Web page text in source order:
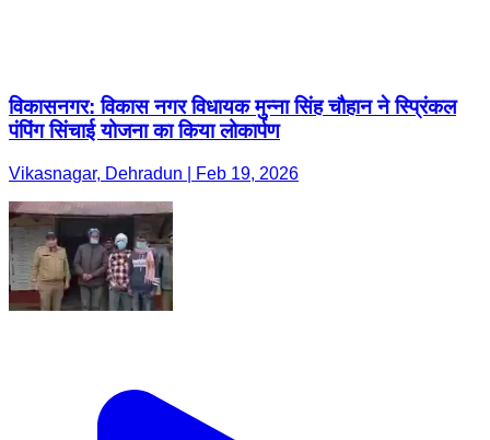
विकासनगर: विकास नगर विधायक मुन्ना सिंह चौहान ने स्प्रिंकल
पंपिंग सिंचाई योजना का किया लोकार्पण
Vikasnagar, Dehradun | Feb 19, 2026